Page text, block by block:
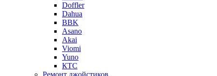
Doffler
Dahua
BBK
Asano
Akai
Viomi
Yuno
КТС
Ремонт джойстиков